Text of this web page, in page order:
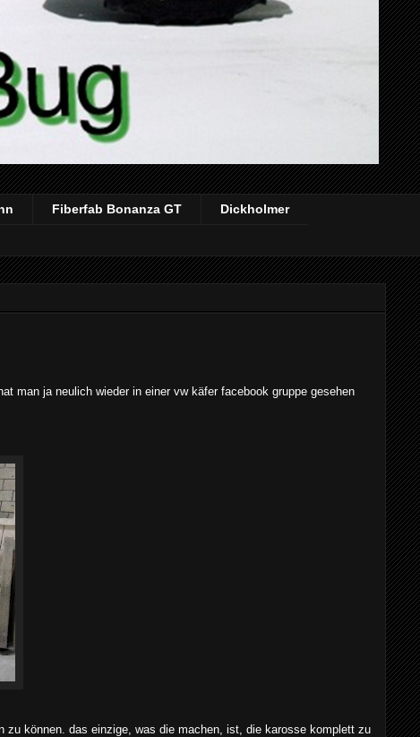
Fiberfab Bonanza GT Dickholmer
man ja neulich wieder in einer vw käfer facebook gruppe gesehen
zu können. das einzige, was die machen, ist, die karosse komplett zu